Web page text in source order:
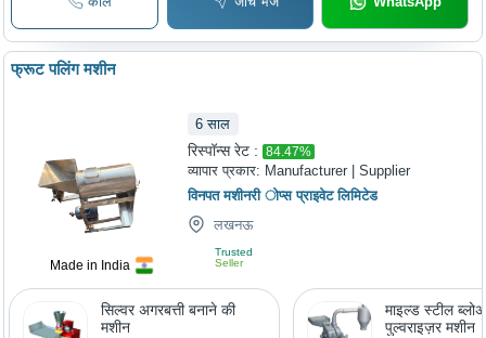
Made in India
फ्रूट पलिंग मशीन
6 साल
रिस्पॉन्स रेट : 84.47%
व्यापार प्रकार: Manufacturer | Supplier
विनपत मशीनरी ोप्स प्राइवेट लिमिटेड
लखनऊ
Trusted
Seller
सिल्वर अगरबत्ती बनाने की
मशीन
माइल्ड स्टील
पुल्वराइज़र मशीन